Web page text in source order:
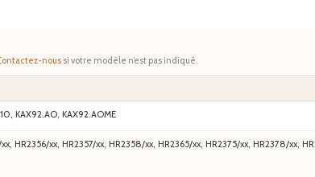
nous si votre modèle n’est pas indiqué.
KAX92.AO, KAX92.AOME
HR2356/xx, HR2357/xx, HR2358/xx, HR2365/xx, HR2375/xx, HR2378/xx,